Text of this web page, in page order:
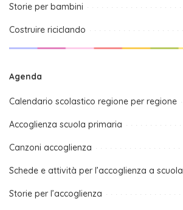
Storie per bambini
Costruire riciclando
Agenda
Calendario scolastico regione per regione
Accoglienza scuola primaria
Canzoni accoglienza
Schede e attività per l’accoglienza a scuola
Storie per l’accoglienza